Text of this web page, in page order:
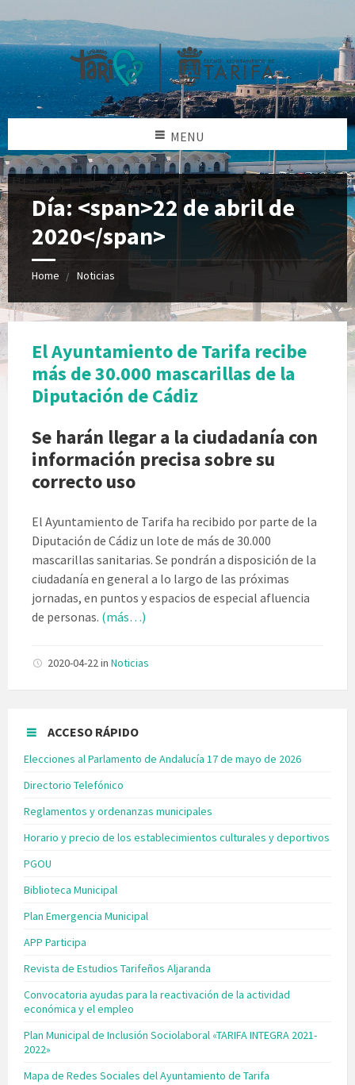
MENU
Día: <span>22 de abril de
2020</span>
Home Noticias
El Ayuntamiento de Tarifa recibe
más de 30.000 mascarillas de la
Diputación de Cádiz
Se harán llegar a la ciudadanía con
información precisa sobre su
correcto uso
El Ayuntamiento de Tarifa ha recibido por parte de la
Diputación de Cádiz un lote de más de 30.000
mascarillas sanitarias. Se pondrán a disposición de la
ciudadanía en general a lo largo de las próximas
jornadas, en puntos y espacios de especial afluencia
de personas. (más…)
2020-04-22in Noticias
ACCESO RÁPIDO
Elecciones al Parlamento de Andalucía 17 de mayo de 2026
Directorio Telefónico
Reglamentos y ordenanzas municipales
Horario y precio de los establecimientos culturales y deportivos
PGOU
Biblioteca Municipal
Plan Emergencia Municipal
APP Participa
Revista de Estudios Tarifeños Aljaranda
Convocatoria ayudas para la reactivación de la actividad
económica y el empleo
Plan Municipal de Inclusión Sociolaboral «TARIFA INTEGRA 2021-
2022»
Mapa de Redes Sociales del Ayuntamiento de Tarifa